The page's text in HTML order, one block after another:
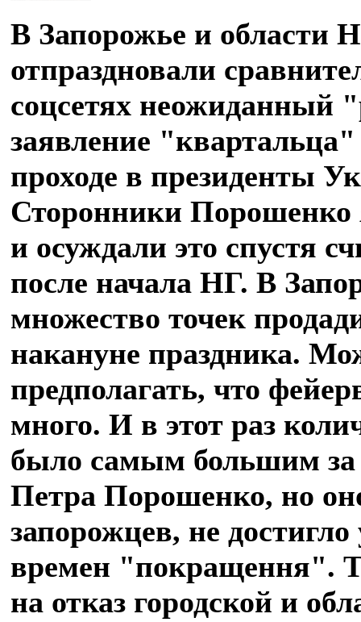
В Запорожье и области
отпраздновали
соцсетях неожиданный
заявление "квартальца"
проходе в президенты
Сторонники Порошенко
и осуждали это спустя
после начала НГ. В
множество точек
накануне праздника.
предполагать, что
много. И в этот раз
было самым большим за
Петра Порошенко, но
запорожцев, не достигло
времен "покращення".
на отказ городской и